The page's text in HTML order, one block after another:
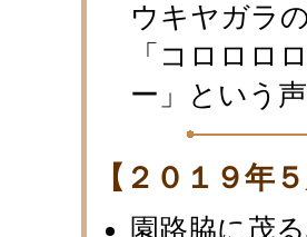
ウキヤガラ
「コロロロ
ー」という
【２０１９年
園路脇に茂